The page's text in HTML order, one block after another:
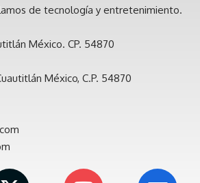
de tecnología y entretenimiento.
México. CP. 54870
México, C.P. 54870